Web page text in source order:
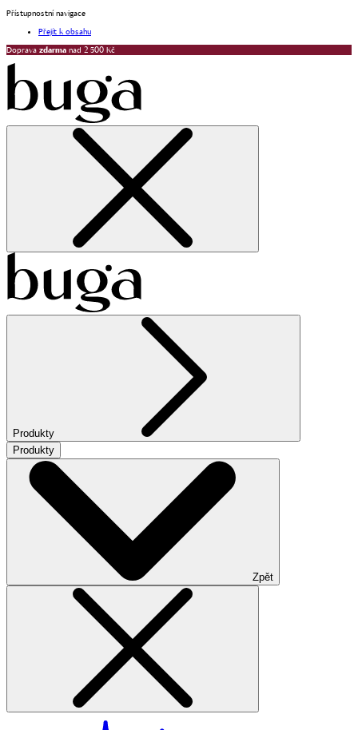
Přístupnostní navigace
Přejít k obsahu
Doprava zdarma nad 2 500 Kč
Produkty
Produkty
Zpět